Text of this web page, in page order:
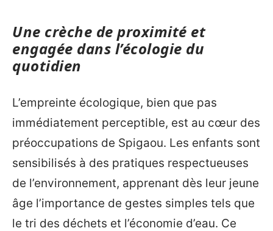
Une crèche de proximité et
engagée dans l’écologie du
quotidien
L’empreinte écologique, bien que pas
immédiatement perceptible, est au cœur des
préoccupations de Spigaou. Les enfants sont
sensibilisés à des pratiques respectueuses
de l’environnement, apprenant dès leur jeune
âge l’importance de gestes simples tels que
le tri des déchets et l’économie d’eau. Ce